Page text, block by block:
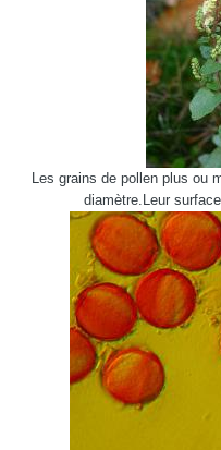
Les grains de pollen plus ou
diamètre.Leur